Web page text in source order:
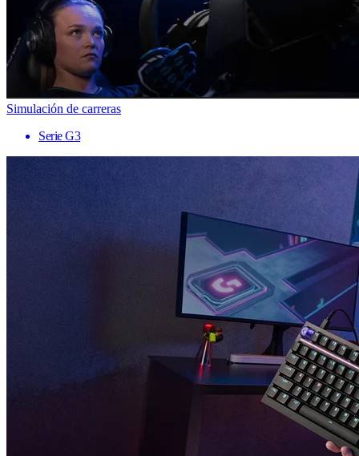
Simulación de carreras
Serie G3